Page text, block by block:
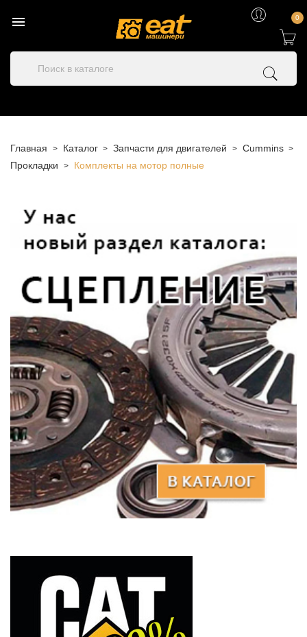
 0
Главная Каталог Запчасти для двигателей
Cummins
Прокладки
Комплекты на мотор полные